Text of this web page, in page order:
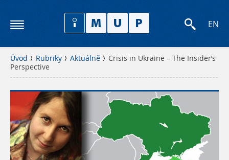
EN
Úvod Rubriky Aktuálně
Crisis in Ukraine – The Insider’s
Perspective